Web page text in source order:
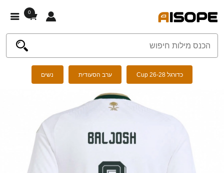
0
כדורגל Cup 26-28 ערב הסעודית נשים